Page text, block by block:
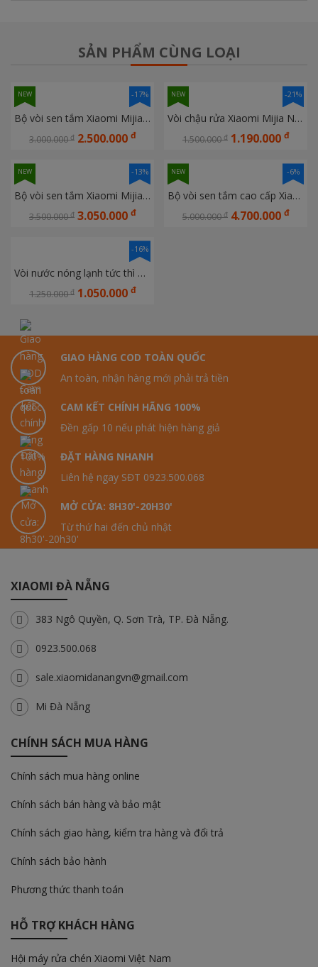
SẢN PHẨM CÙNG LOẠI
Bộ vòi sen tắm Xiaomi Mijia C MJKWLYHS04DB
3.000.000đ 2.500.000 đ
-17%
NEW
Vòi chậu rửa Xiaomi Mijia N1 MJMPLTN1DB
1.500.000đ 1.190.000 đ
-21%
NEW
Bộ vòi sen tắm Xiaomi Mijia N1 MJKWLYHS02DB
3.500.000đ 3.050.000 đ
-13%
NEW
Bộ vòi sen tắm cao cấp Xiaomi Mijia MJLYHS05DB new model 2026
5.000.000đ 4.700.000 đ
-6%
NEW
Vòi nước nóng lạnh tức thì Xiaomi xiaoda HD-JRLT02/03
1.250.000đ 1.050.000 đ
-16%
GIAO HÀNG COD TOÀN QUỐC
An toàn, nhận hàng mới phải trả tiền
CAM KẾT CHÍNH HÃNG 100%
Đền gấp 10 nếu phát hiện hàng giả
ĐẶT HÀNG NHANH
Liên hệ ngay SĐT 0923.500.068
MỞ CỬA: 8H30'-20H30'
Từ thứ hai đến chủ nhật
XIAOMI ĐÀ NẴNG
383 Ngô Quyền, Q. Sơn Trà, TP. Đà Nẵng.
0923.500.068
sale.xiaomidanangvn@gmail.com
Mi Đà Nẵng
CHÍNH SÁCH MUA HÀNG
Chính sách mua hàng online
Chính sách bán hàng và bảo mật
Chính sách giao hàng, kiểm tra hàng và đổi trả
Chính sách bảo hành
Phương thức thanh toán
HỖ TRỢ KHÁCH HÀNG
Hội máy rửa chén Xiaomi Việt Nam